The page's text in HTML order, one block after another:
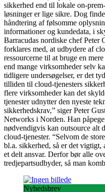
sikkerhed end til lokale on-
løsninger er lige sikre. Dog
håndtering af følsomme
informationer og kundedata, i
Barracudas nordiske chef Peter
forklares med, at udbydere af
ressourcerne til at bruge en
end mange virksomheder selv
tidligere undersøgelser, er det
tilliden til cloud-tjenesters
flere virksomheder kan det
tjenester udnytter den nyeste
sikkerhedskrav,” siger Peter
Networks i Norden. Han
nødvendigvis kan outsource alt
cloud-tjenester. “Selvom de
bl.a. sikkerhed, så er det vigtigt,
et delt ansvar. Derfor bør alle
tredjepartsudbyder, så man
Nyhedsbrev